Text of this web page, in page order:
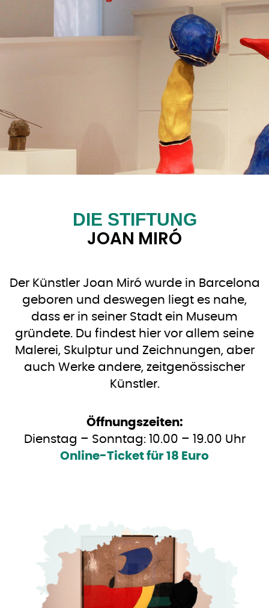
DIE STIFTUNG
JOAN MIRÓ
Der Künstler Joan Miró wurde in Barcelona
geboren und deswegen liegt es nahe,
dass er in seiner Stadt ein Museum
gründete. Du findest hier vor allem seine
Malerei, Skulptur und Zeichnungen, aber
auch Werke andere, zeitgenössischer
Künstler.
Öffnungszeiten:
Dienstag – Sonntag: 10.00 – 19.00 Uhr
Online-Ticket für 18 Euro